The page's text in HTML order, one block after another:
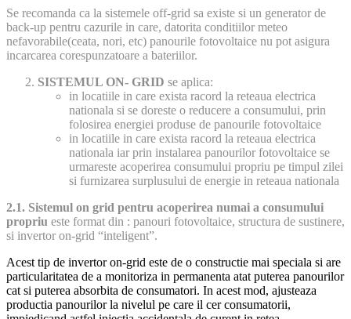
Se recomanda ca la sistemele off-grid sa existe si un generator de
back-up pentru cazurile in care, datorita conditiilor meteo
nefavorabile(ceata, nori, etc) panourile fotovoltaice nu pot asigura
incarcarea corespunzatoare a bateriilor.
SISTEMUL ON- GRID se aplica:
in locatiile in care exista racord la reteaua electrica
nationala si se doreste o reducere a consumului, prin
folosirea energiei produse de panourile fotovoltaice
in locatiile in care exista racord la reteaua electrica
nationala iar prin instalarea panourilor fotovoltaice se
urmareste acoperirea consumului propriu pe timpul zilei
si furnizarea surplusului de energie in reteaua nationala
2.1. Sistemul on grid pentru acoperirea numai a consumului
propriu este format din : panouri fotovoltaice, structura de sustinere,
si invertor on-grid “inteligent”.
Acest tip de invertor on-grid este de o constructie mai speciala si are
particularitatea de a monitoriza in permanenta atat puterea panourilor
cat si puterea absorbita de consumatori. In acest mod, ajusteaza
productia panourilor la nivelul pe care il cer consumatorii,